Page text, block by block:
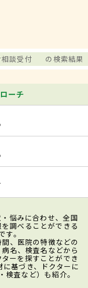
相談受付 の検索結果
ーチ
悩みに合わせ、全国
調べることができる
。
、医院の特徴などの
名、検査名などから
ーを探すことができ
基づき、ドクターに
査など）も紹介。